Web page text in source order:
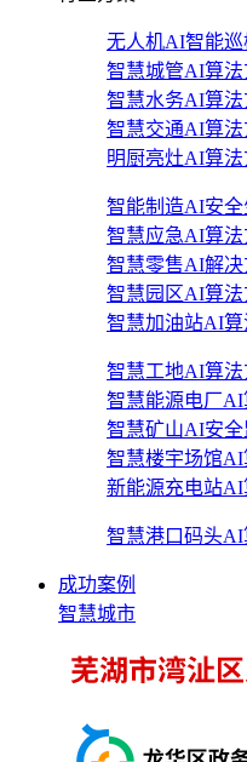
无人机AI智能
智慧城管AI算法
智慧水务AI算法
智慧交通AI算法
明厨亮灶AI算
智能制造AI安
智慧应急AI算法
智慧零售AI解决
智慧园区AI算法
智慧加油站AI
智慧工地AI算法
智慧能源电厂
智慧矿山AI安
智慧楼宇场馆
新能源充电站
智慧港口码头
成功案例
智慧城市